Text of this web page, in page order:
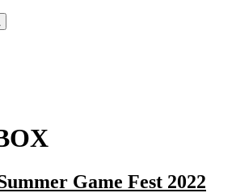
Game Fest 2022